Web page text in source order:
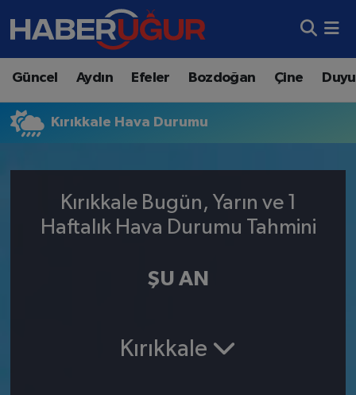
Güncel Aydın Efeler Bozdoğan Çine
Kırıkkale Hava Durumu
Kırıkkale Bugün, Yarın ve 1
Haftalık Hava Durumu Tahmini
ŞU AN
Kırıkkale
Aydın Nöbetçi Eczaneler
Aydın Hava Durumu
Süper Lig Puan Durumu ve Fikstür